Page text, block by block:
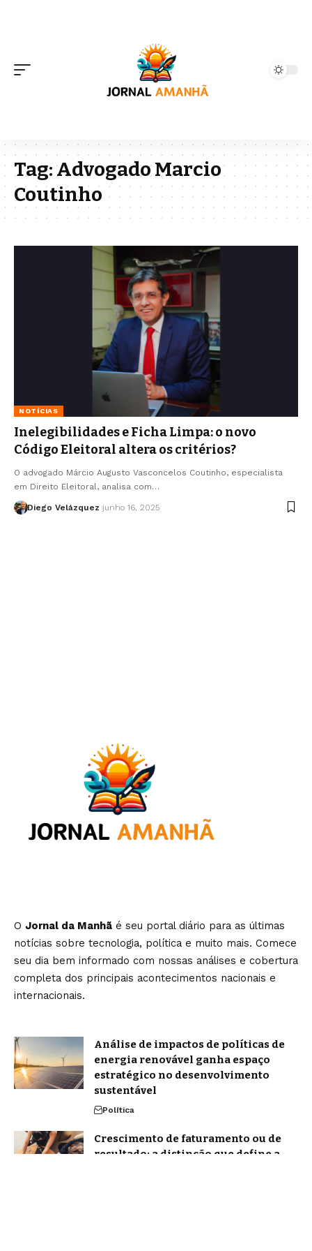
Tag:Advogado Marcio
Coutinho
NOTÍCIAS
Inelegibilidades e Ficha Limpa: o novo
Código Eleitoral altera os critérios?
O advogado Márcio Augusto Vasconcelos Coutinho, especialista
em Direito Eleitoral, analisa com…
Diego Velázquez junho 16, 2025
O Jornal da Manhã é seu portal diário para as últimas
notícias sobre tecnologia, política e muito mais. Comece
seu dia bem informado com nossas análises e cobertura
completa dos principais acontecimentos nacionais e
internacionais.
Análise de impactos de políticas de
energia renovável ganha espaço
estratégico no desenvolvimento
sustentável
Política
Crescimento de faturamento ou de
resultado: a distinção que define a